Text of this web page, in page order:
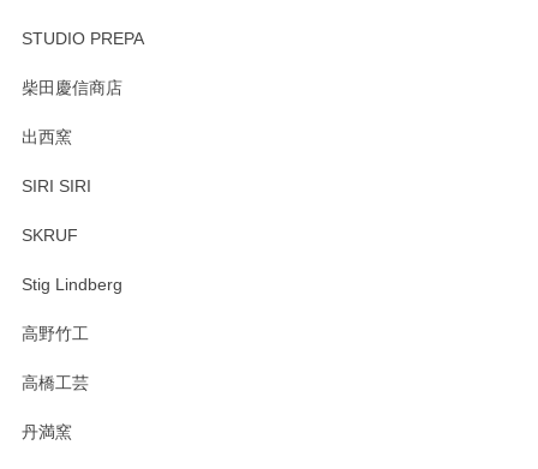
STUDIO PREPA
柴田慶信商店
出西窯
SIRI SIRI
SKRUF
Stig Lindberg
高野竹工
高橋工芸
丹満窯